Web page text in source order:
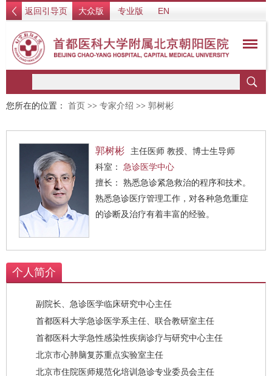
返回引导页 大众版 专业版 EN
您所在的位置： 首页 >> 专家介绍 >> 郭树彬
郭树彬
主任医师 教授、博士生导师
科室： 急诊医学中心
擅长： 熟悉急诊紧急救治的程序和技术。
熟悉急诊医疗管理工作，对各种急危重症
的诊断及治疗有着丰富的经验。
个人简介
副院长、急诊医学临床研究中心主任
首都医科大学急诊医学系主任、联合教研室主任
首都医科大学急性感染性疾病诊疗与研究中心主任
北京市心肺脑复苏重点实验室主任
北京市住院医师规范化培训急诊专业委员会主任